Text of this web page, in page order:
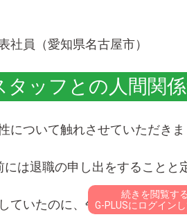
員（愛知県名古屋市）
タッフとの人間関
について触れさせていただき
は退職の申し出をすること
ていたのに、午後からいなく
続きを閲覧す
G-PLUSにログイン